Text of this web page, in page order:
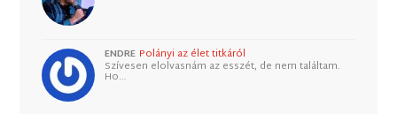
ENDRE Polányi az élet titkáról
Szívesen elolvasnám az esszét, de nem találtam.
Ho…